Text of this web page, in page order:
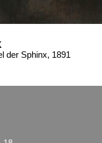
der Sphinx, 1891